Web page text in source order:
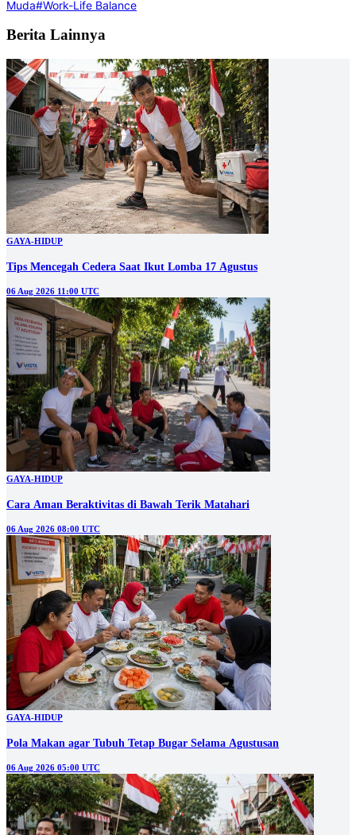
Muda#Work-Life Balance
Berita Lainnya
GAYA-HIDUP
Tips Mencegah Cedera Saat Ikut Lomba 17 Agustus
06 Aug 2026 11:00 UTC
GAYA-HIDUP
Cara Aman Beraktivitas di Bawah Terik Matahari
06 Aug 2026 08:00 UTC
GAYA-HIDUP
Pola Makan agar Tubuh Tetap Bugar Selama Agustusan
06 Aug 2026 05:00 UTC